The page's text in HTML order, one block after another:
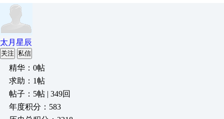
太月星辰
关注 私信
精华：0帖
求助：1帖
帖子：5帖 | 349回
年度积分：583